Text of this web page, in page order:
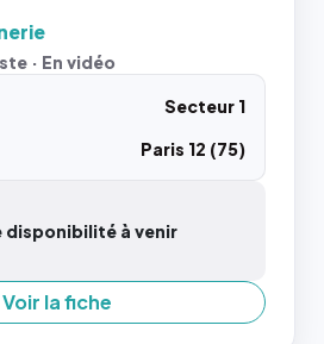
· En vidéo
Secteur 1
Paris 12 (75)
disponibilité à venir
Voir la fiche